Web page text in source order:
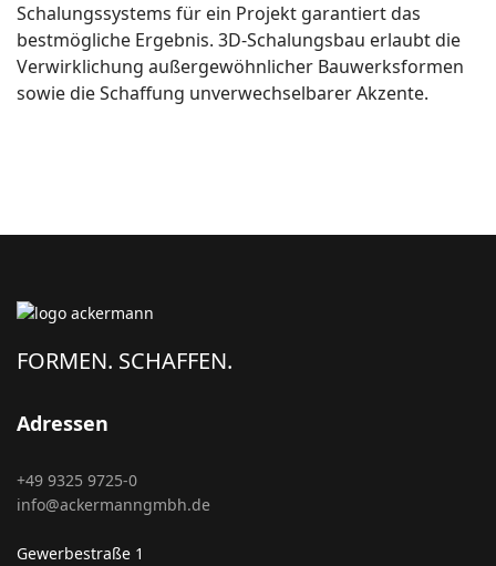
Schalungssystems für ein Projekt garantiert das
bestmögliche Ergebnis. 3D-Schalungsbau erlaubt die
Verwirklichung außergewöhnlicher Bauwerksformen
sowie die Schaffung unverwechselbarer Akzente.
FORMEN. SCHAFFEN.
Adressen
+49 9325 9725-0
info@ackermanngmbh.de
Gewerbestraße 1